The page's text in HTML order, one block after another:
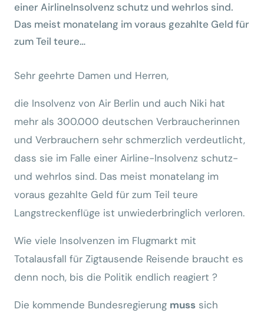
einer AirlineInsolvenz schutz und wehrlos sind.
Das meist monatelang im voraus gezahlte Geld für
zum Teil teure…
Sehr geehrte Damen und Herren,
die Insolvenz von Air Berlin und auch Niki hat
mehr als 300.000 deutschen Verbraucherinnen
und Verbrauchern sehr schmerzlich verdeutlicht,
dass sie im Falle einer Airline-Insolvenz schutz-
und wehrlos sind. Das meist monatelang im
voraus gezahlte Geld für zum Teil teure
Langstreckenflüge ist unwiederbringlich verloren.
Wie viele Insolvenzen im Flugmarkt mit
Totalausfall für Zigtausende Reisende braucht es
denn noch, bis die Politik endlich reagiert ?
Die kommende Bundesregierung muss sich